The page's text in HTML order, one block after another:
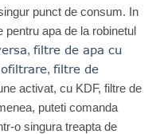
punct de consum. In
apa de la robinetul
, filtre de apa cu
, filtre de
activat, cu KDF, filtre de
puteti comanda
o singura treapta de